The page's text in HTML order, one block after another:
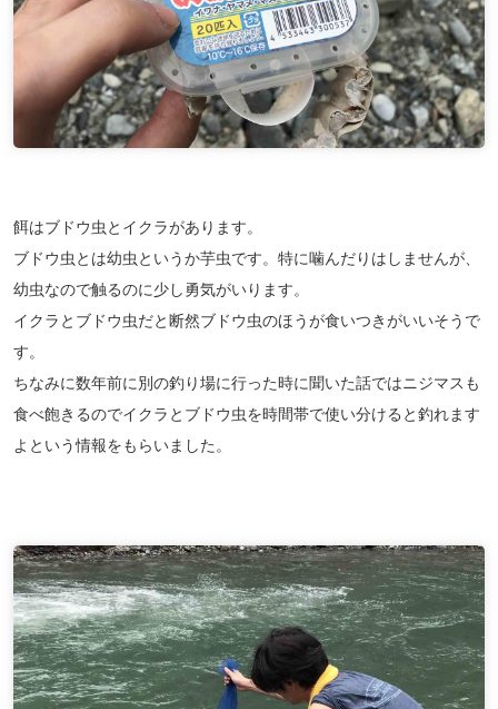
餌はブドウ虫とイクラがあります。
ブドウ虫とは幼虫というか芋虫です。特に噛んだりはしませんが、
幼虫なので触るのに少し勇気がいります。
イクラとブドウ虫だと断然ブドウ虫のほうが食いつきがいいそうで
す。
ちなみに数年前に別の釣り場に行った時に聞いた話ではニジマスも
食べ飽きるのでイクラとブドウ虫を時間帯で使い分けると釣れます
よという情報をもらいました。